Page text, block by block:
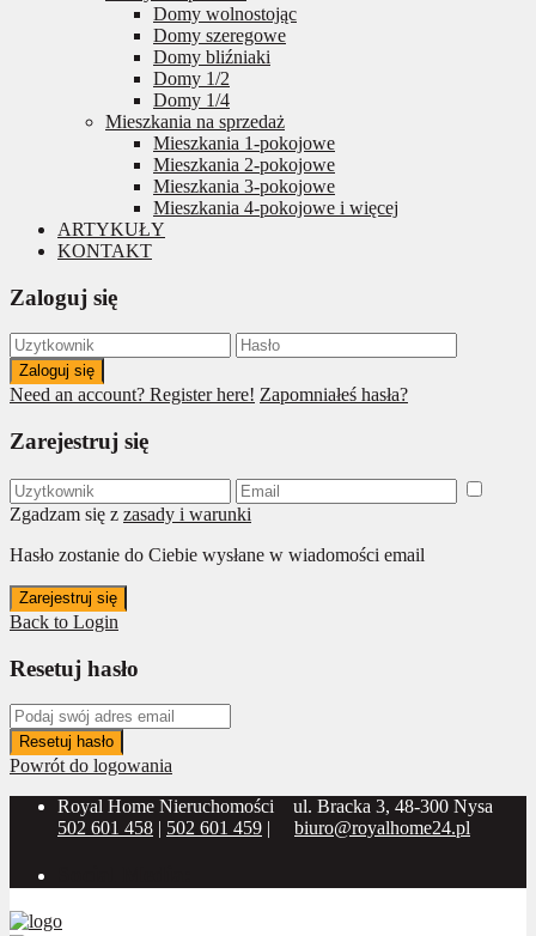
Domy wolnostojąc
Domy szeregowe
Domy bliźniaki
Domy 1/2
Domy 1/4
Mieszkania na sprzedaż
Mieszkania 1-pokojowe
Mieszkania 2-pokojowe
Mieszkania 3-pokojowe
Mieszkania 4-pokojowe i więcej
ARTYKUŁY
KONTAKT
Zaloguj się
Zaloguj się
Need an account? Register here! Zapomniałeś hasła?
Zarejestruj się
Zgadzam się z zasady i warunki
Hasło zostanie do Ciebie wysłane w wiadomości email
Zarejestruj się
Back to Login
Resetuj hasło
Resetuj hasło
Powrót do logowania
Royal Home Nieruchomości
ul. Bracka 3, 48-300 Nysa
502 601 458 | 502 601 459 | biuro@royalhome24.pl